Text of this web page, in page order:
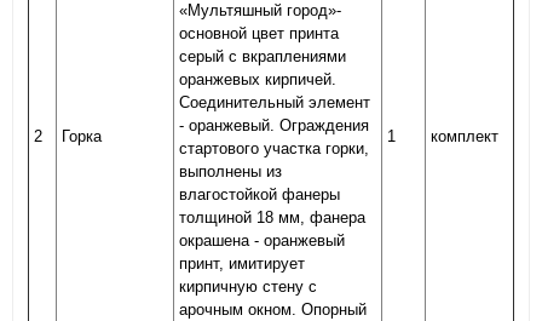
2 Горка
«Мультяшный город»-
основной цвет принта
серый с вкраплениями
оранжевых кирпичей.
Соединительный элемент
- оранжевый. Ограждения
стартового участка горки,
выполнены из
влагостойкой фанеры
толщиной 18 мм, фанера
окрашена - оранжевый
принт, имитирует
кирпичную стену с
арочным окном. Опорный
1 комплект